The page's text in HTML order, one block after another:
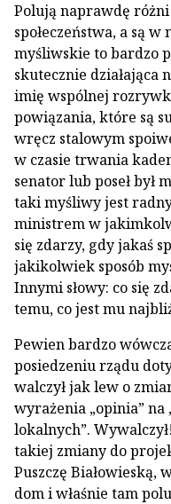
Polują naprawdę
społeczeństwa, a są
myśliwskie to bardzo
skutecznie działająca
imię wspólnej
powiązania, które są
wręcz stalowym
w czasie trwania
senator lub poseł był
taki myśliwy jest
ministrem w
się zdarzy, gdy jakaś
jakikolwiek sposób
Innymi słowy: co się
temu, co jest mu
Pewien bardzo
posiedzeniu rządu
walczył jak lew o
wyrażenia „opinia” na
lokalnych”.
takiej zmiany do
Puszczę Białowieską,
dom i właśnie tam